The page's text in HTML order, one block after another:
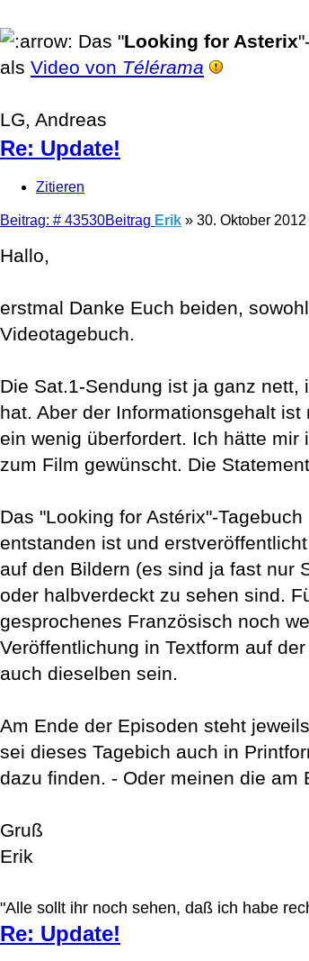
Das "Looking for Asterix
als Video von Télérama
LG, Andreas
Re: Update!
Zitieren
Beitrag: # 43530Beitrag Erik » 30. Oktober
Hallo,
erstmal Danke Euch beiden,
Videotagebuch.
Die Sat.1-Sendung ist ja ganz
hat. Aber der Informationsgehalt
ein wenig überfordert. Ich hätte
zum Film gewünscht. Die
Das "Looking for Astérix"-
entstanden ist und
auf den Bildern (es sind ja fast nur
oder halbverdeckt zu sehen sind.
gesprochenes Französisch noch
Veröffentlichung in Textform auf
auch dieselben sein.
Am Ende der Episoden steht
sei dieses Tagebich auch in
dazu finden. - Oder meinen die am
Gruß
Erik
"Alle sollt ihr noch sehen, daß ich habe
Re: Update!